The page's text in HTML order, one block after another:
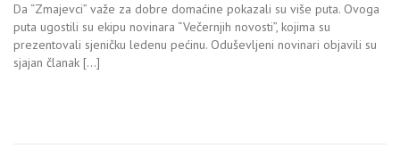
Da “Zmajevci” važe za dobre domaćine pokazali su više puta. Ovoga
puta ugostili su ekipu novinara “Večernjih novosti”, kojima su
prezentovali sjeničku ledenu pećinu. Oduševljeni novinari objavili su
sjajan članak […]